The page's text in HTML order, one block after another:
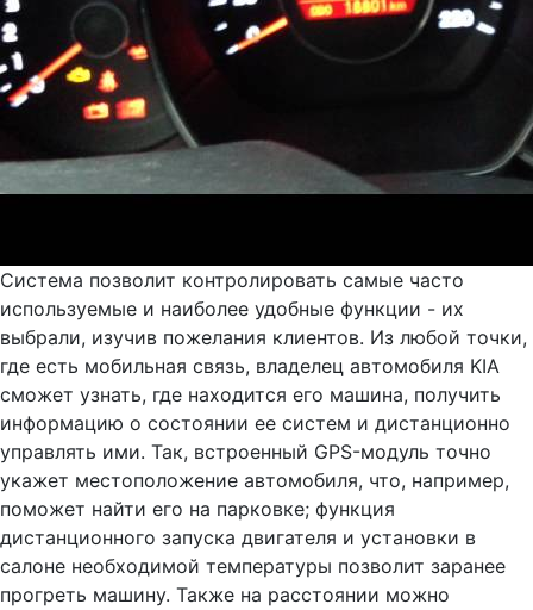
Система позволит контролировать самые часто
используемые и наиболее удобные функции - их
выбрали, изучив пожелания клиентов. Из любой точки,
где есть мобильная связь, владелец автомобиля KIA
сможет узнать, где находится его машина, получить
информацию о состоянии ее систем и дистанционно
управлять ими. Так, встроенный GPS-модуль точно
укажет местоположение автомобиля, что, например,
поможет найти его на парковке; функция
дистанционного запуска двигателя и установки в
салоне необходимой температуры позволит заранее
прогреть машину. Также на расстоянии можно